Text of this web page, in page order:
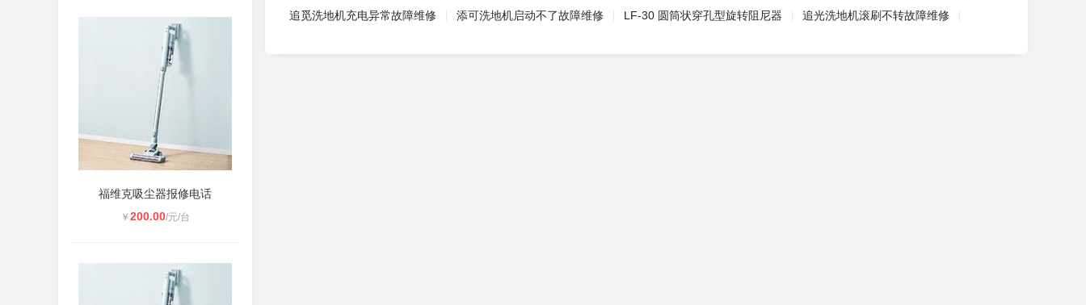
福维克吸尘器报修电话
￥ 200.00/元/台
追觅洗地机充电异常故障维修
添可洗地机启动不了故障维修 LF-30 圆筒状穿孔型旋转阻尼器 追光洗地机滚刷不转故障维修